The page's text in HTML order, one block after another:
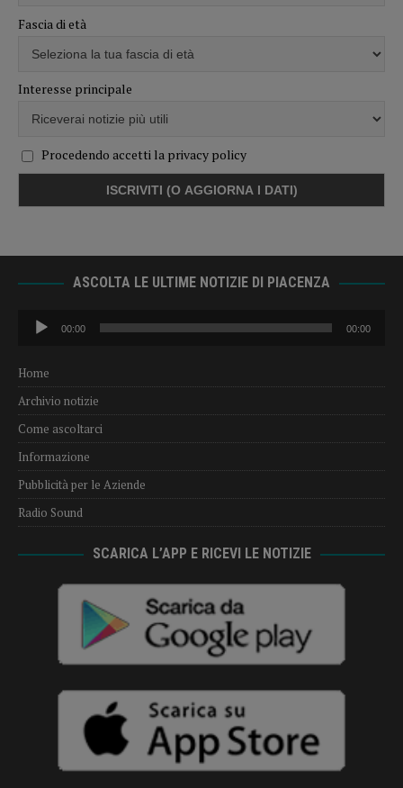
Fascia di età
Interesse principale
Procedendo accetti la privacy policy
ASCOLTA LE ULTIME NOTIZIE DI PIACENZA
Audio
Player
00:00 00:00
Home
Archivio notizie
Come ascoltarci
Informazione
Pubblicità per le Aziende
Radio Sound
SCARICA L’APP E RICEVI LE NOTIZIE